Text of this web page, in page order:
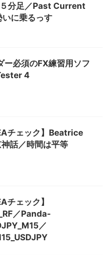
５分足／Past Current
に乗るっす
ー必須のFX練習用ソフ
4
チェック】Beatrice
話／時間は平等
チェック】
／Panda-
／